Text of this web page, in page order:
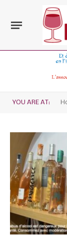
YOU ARE AT: